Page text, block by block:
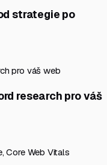
strategie po
pro váš web
research pro váš
Core Web Vitals